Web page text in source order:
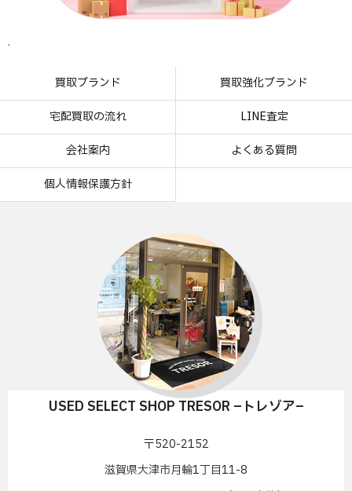
.
買取ブランド 買取強化ブランド
宅配買取の流れ LINE査定
会社案内 よくある質問
個人情報保護方針
USED SELECT SHOP TRESOR –トレゾア–
〒520-2152
滋賀県大津市月輪1丁目11-8